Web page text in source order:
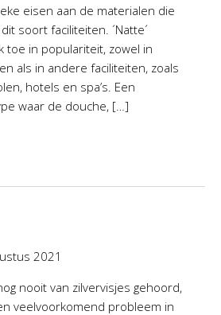
eisen aan de materialen die
soort faciliteiten. ´Natte´
toe in populariteit, zowel in
als in andere faciliteiten, zoals
hotels en spa’s. Een
waar de douche, […]
2021
nooit van zilvervisjes gehoord,
veelvoorkomend probleem in